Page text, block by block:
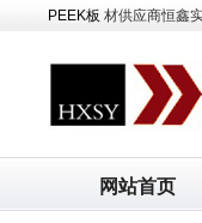
PEEK板 材供应商恒鑫
网站首页